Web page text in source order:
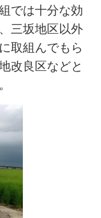
では十分な効
三坂地区以外
取組んでもら
改良区などと